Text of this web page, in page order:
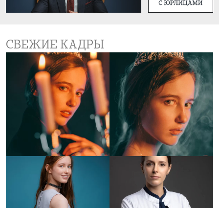
СВЕЖИЕ КАДРЫ